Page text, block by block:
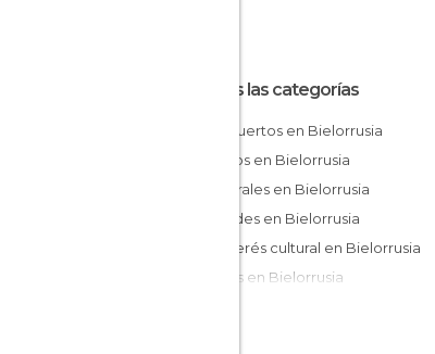
Todas las categorías
Aeropuertos en Bielorrusia
Castillos en Bielorrusia
Catedrales en Bielorrusia
Ciudades en Bielorrusia
De interés cultural en Bielorrusia
Iglesias en Bielorrusia